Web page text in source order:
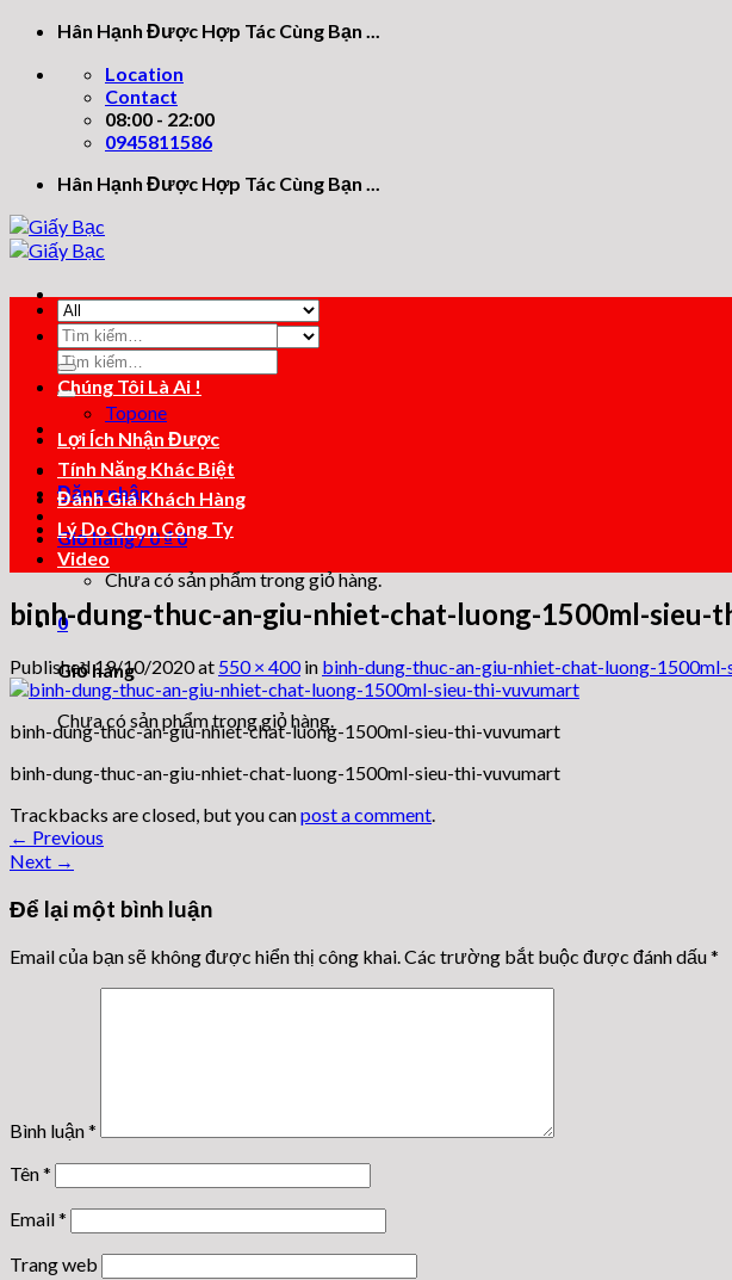
Skip
content
Hân Hạnh Được Hợp Tác Cùng Bạn ...
Location
Contact
08:00 - 22:00
0945811586
Hân Hạnh Được Hợp Tác Cùng Bạn ...
Tìm
kiếm:
Đăng nhập
Giỏ hàng /0₫0
Chưa có sản phẩm trong giỏ hàng.
0
Giỏ hàng
Chưa có sản phẩm trong giỏ hàng.
Tìm
kiếm:
Chúng Tôi Là Ai !
Topone
Lợi Ích Nhận Được
Tính Năng Khác Biệt
Đánh Giá Khách Hàng
Lý Do Chọn Công Ty
Video
binh-dung-thuc-an-giu-nhiet-chat-luong-1500ml-sieu-
Published19/10/2020at 550 × 400in binh-dung-thuc-an-giu-nhiet-chat-luong-
binh-dung-thuc-an-giu-nhiet-chat-luong-1500ml-sieu-thi-vuvumart
binh-dung-thuc-an-giu-nhiet-chat-luong-1500ml-sieu-thi-vuvumart
Trackbacks are closed, but you canpost a comment.
← Previous
Next →
Để lại một bình luận
Email của bạn sẽ không được hiển thị công khai.Các trường bắt buộc được đánh dấu*
Bình luận*
Tên*
Email*
Trang web